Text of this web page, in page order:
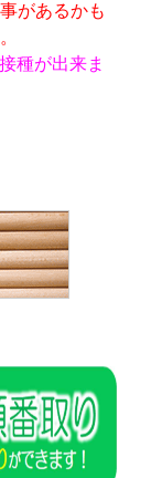
があるかも
種が出来ま